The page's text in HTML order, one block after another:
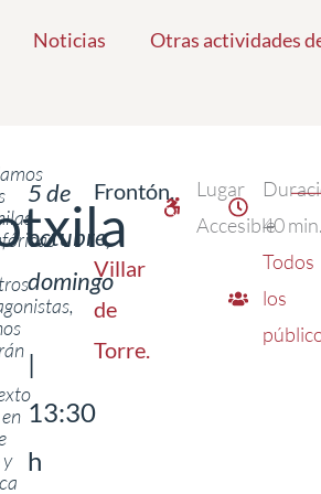
Noticias Otras actividades
5 de
octubre,
domingo
|
13:30
h
Frontón.
Villar
de
Torre.
Lugar
Accesible40 min.
Todos
los